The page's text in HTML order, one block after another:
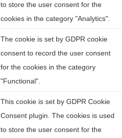
to store the user consent for the
cookies in the category "Analytics".
The cookie is set by GDPR cookie
consent to record the user consent
for the cookies in the category
"Functional".
This cookie is set by GDPR Cookie
Consent plugin. The cookies is used
to store the user consent for the